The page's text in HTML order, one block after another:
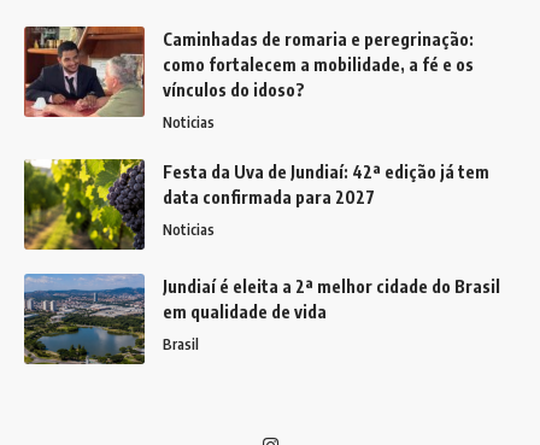
Caminhadas de romaria e peregrinação:
como fortalecem a mobilidade, a fé e os
vínculos do idoso?
Noticias
Festa da Uva de Jundiaí: 42ª edição já tem
data confirmada para 2027
Noticias
Jundiaí é eleita a 2ª melhor cidade do Brasil
em qualidade de vida
Brasil